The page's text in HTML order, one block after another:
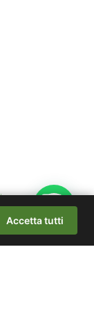
Accetta tutti